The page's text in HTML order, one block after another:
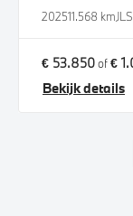
202511.568 km
€ 53.850of€
Bekijk details